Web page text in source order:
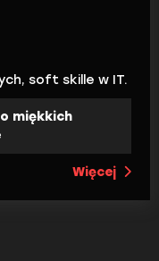
soft skille w IT.
miękkich
Więcej